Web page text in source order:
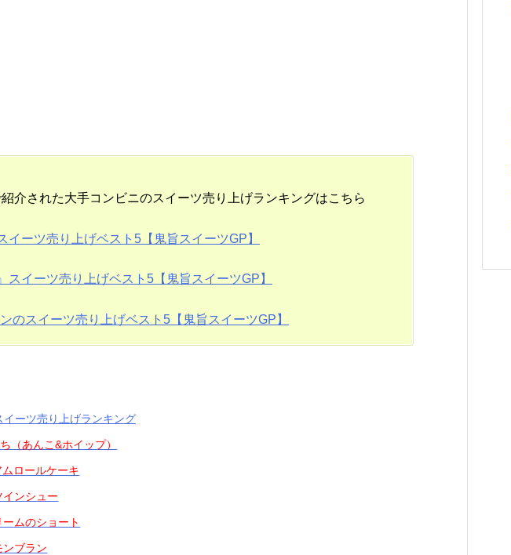
紹介された大手コンビニのスイーツ売り上げランキングはこちら
イーツ売り上げベスト5【鬼旨スイーツGP】
スイーツ売り上げベスト5【鬼旨スイーツGP】
のスイーツ売り上げベスト5【鬼旨スイーツGP】
ーツ売り上げランキング
（あんこ&ホイップ）
ロールケーキ
インシュー
ムのショート
ンブラン